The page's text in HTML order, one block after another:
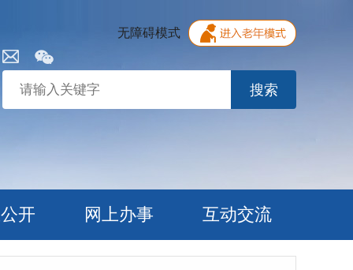
无障碍模式
搜索
开 网上办事 互动交流